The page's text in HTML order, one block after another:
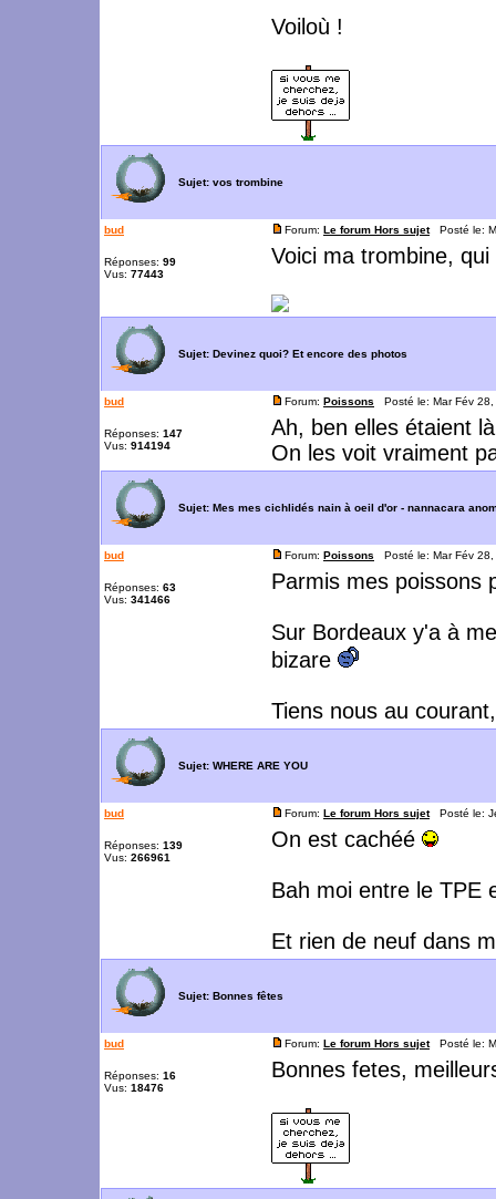
Voiloù !
Sujet: vos trombine
bud
Réponses: 99
Vus: 77443
Forum: Le forum Hors sujetPosté le:
Voici ma trombine,
Sujet: Devinez quoi? Et encore des photos
bud
Réponses: 147
Vus: 914194
Forum: Poissons Posté le: Mar Fév
Ah, ben elles étaient
On les voit vraiment
Sujet: Mes mes cichlidés nain à oeil d'or - nannacara
bud
Réponses: 63
Vus: 341466
Forum: Poissons Posté le: Mar Fév
Parmis mes poissons
Sur Bordeaux y'a à
bizare
Tiens nous au
Sujet: WHERE ARE YOU
bud
Réponses: 139
Vus: 266961
Forum: Le forum Hors sujetPosté le:
On est cachéé
Bah moi entre le TPE
Et rien de neuf dans
Sujet: Bonnes fêtes
bud
Réponses: 16
Vus: 18476
Forum: Le forum Hors sujetPosté le:
Bonnes fetes,